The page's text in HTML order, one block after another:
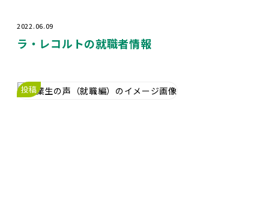
2022.06.09
ラ・レコルトの就職者情報
投稿